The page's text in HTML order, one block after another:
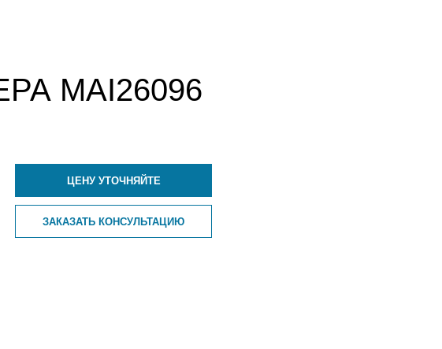
MAI26096
ЦЕНУ УТОЧНЯЙТЕ
ЗАКАЗАТЬ КОНСУЛЬТАЦИЮ